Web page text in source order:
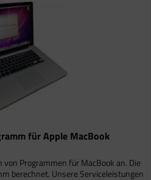
für Apple MacBook
Programmen für MacBook an. Die
berechnet. Unsere Serviceleistungen